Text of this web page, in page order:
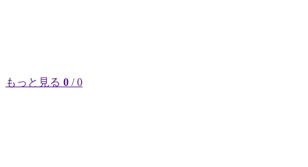
もっと見る 0 / 0